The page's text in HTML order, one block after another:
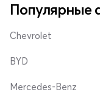
Популярные
Chevrolet
BYD
Mercedes-Benz